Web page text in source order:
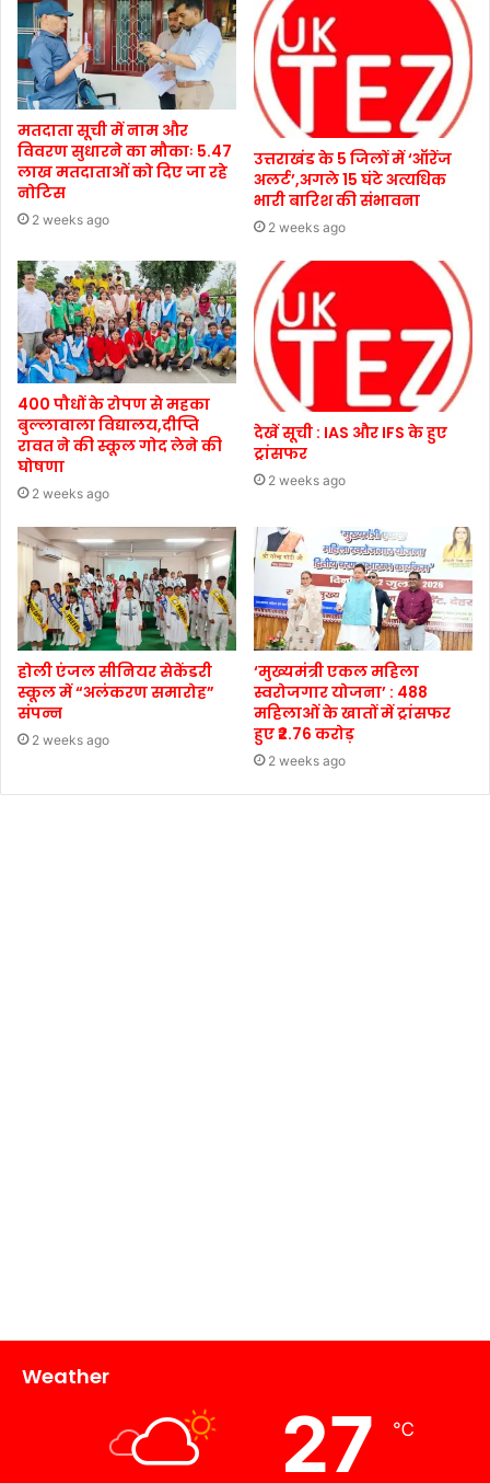
मतदाता सूची में नाम और
विवरण सुधारने का मौकाः 5.47
लाख मतदाताओं को दिए जा रहे
नोटिस
2 weeks ago
उत्तराखंड के 5 जिलों में ‘ऑरेंज
अलर्ट’,अगले 15 घंटे अत्यधिक
भारी बारिश की संभावना
2 weeks ago
400 पौधों के रोपण से महका
बुल्लावाला विद्यालय,दीप्ति
रावत ने की स्कूल गोद लेने की
घोषणा
2 weeks ago
देखें सूची : IAS और IFS के हुए
ट्रांसफर
2 weeks ago
होली एंजल सीनियर सेकेंडरी
स्कूल में “अलंकरण समारोह”
संपन्न
2 weeks ago
‘मुख्यमंत्री एकल महिला
स्वरोजगार योजना’ : 488
महिलाओं के खातों में ट्रांसफर
हुए ₹2.76 करोड़
2 weeks ago
Weather
27 ℃